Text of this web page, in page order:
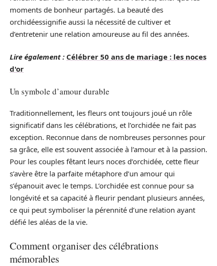
moments de bonheur partagés. La beauté des
orchidéessignifie aussi la nécessité de cultiver et
d’entretenir une relation amoureuse au fil des années.
Lire également : Célébrer 50 ans de mariage : les noces
d'or
Un symbole d’amour durable
Traditionnellement, les fleurs ont toujours joué un rôle
significatif dans les célébrations, et l’orchidée ne fait pas
exception. Reconnue dans de nombreuses personnes pour
sa grâce, elle est souvent associée à l’amour et à la passion.
Pour les couples fêtant leurs noces d’orchidée, cette fleur
s’avère être la parfaite métaphore d’un amour qui
s’épanouit avec le temps. L’orchidée est connue pour sa
longévité et sa capacité à fleurir pendant plusieurs années,
ce qui peut symboliser la pérennité d’une relation ayant
défié les aléas de la vie.
Comment organiser des célébrations
mémorables